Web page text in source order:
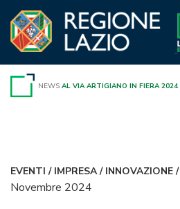
contenuto
NEWS AL VIA ARTIGIANO IN FIERA 2024
EVENTI / IMPRESA/ INNOVAZIONE/
Novembre 2024